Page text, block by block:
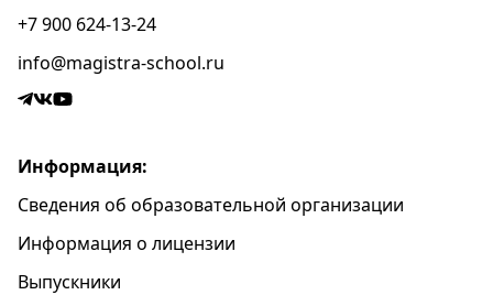
+7 900 624-13-24
info@magistra-school.ru
Информация:
Сведения об образовательной организации
Информация о лицензии
Выпускники